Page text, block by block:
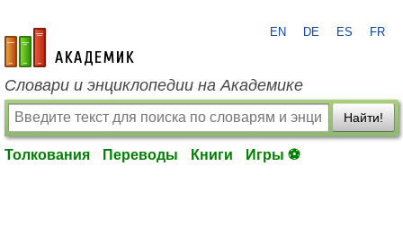
academic.ru
EN DE ES FR
Словари и энциклопедии на Академике
Найти!
Толкования Переводы Книги Игры ⚽